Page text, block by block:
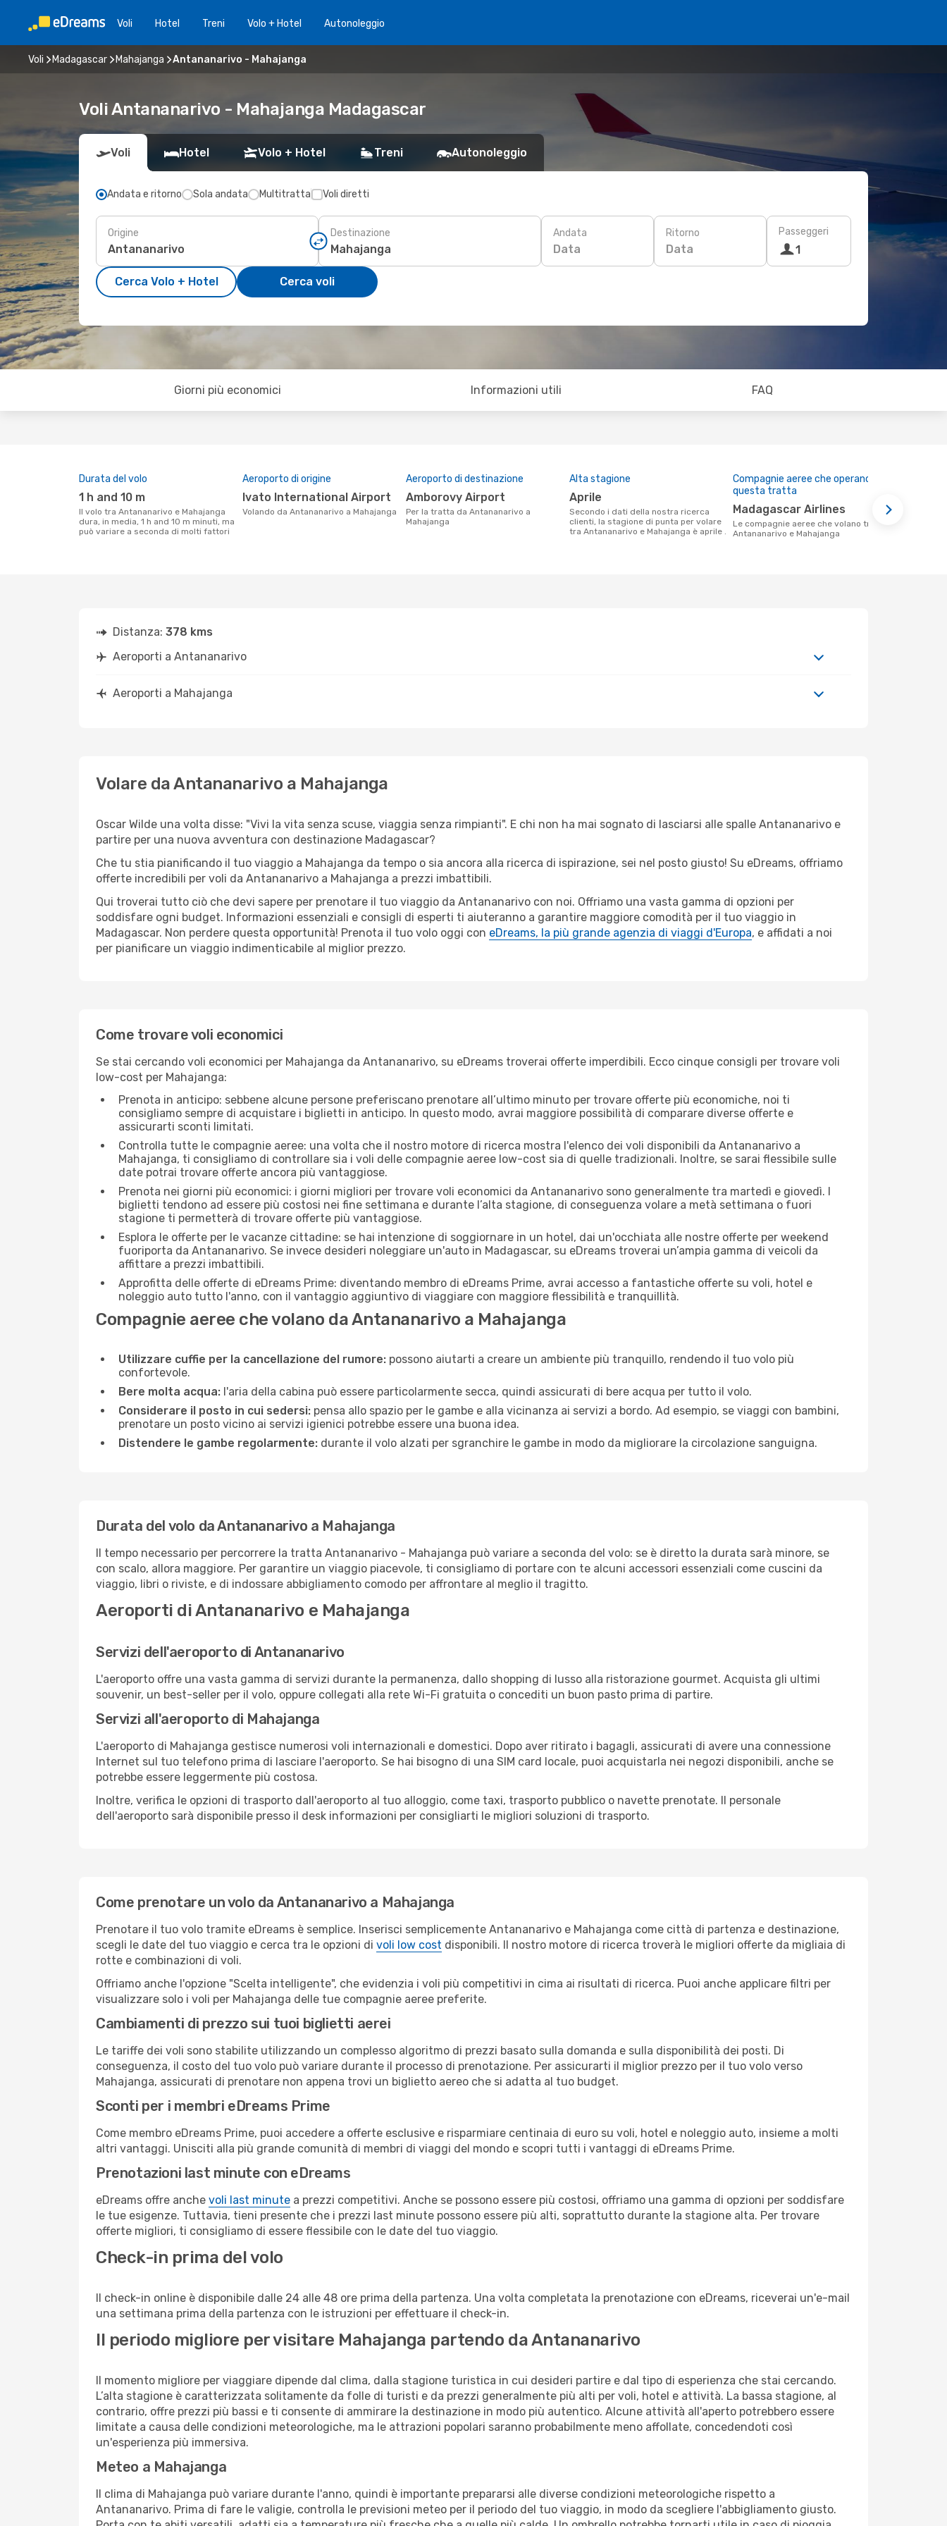
Voli Hotel Treni Volo + Hotel Autonoleggio
Voli Madagascar Mahajanga Antananarivo - Mahajanga
Voli Antananarivo - Mahajanga Madagascar
Voli Hotel Volo + Hotel Treni Autonoleggio
Andata e ritorno Sola andata Multitratta Voli diretti
Origine Destinazione Andata
Data
Ritorno
Data
Passeggeri
1
Cerca Volo + Hotel Cerca voli
Giorni più economici Informazioni utili FAQ
Durata del volo
1 h and 10 m
Il volo tra Antananarivo e Mahajanga
dura, in media, 1 h and 10 m minuti, ma
può variare a seconda di molti fattori
Aeroporto di origine
Ivato International Airport
Volando da Antananarivo a Mahajanga
Aeroporto di destinazione
Amborovy Airport
Per la tratta da Antananarivo a
Mahajanga
Alta stagione
aprile
Secondo i dati della nostra ricerca
clienti, la stagione di punta per volare
tra Antananarivo e Mahajanga è aprile .
Compagnie aeree che operano su
questa tratta
Madagascar Airlines
Le compagnie aeree che volano tra
Antananarivo e Mahajanga
Distanza: 378 kms
Aeroporti a Antananarivo
Aeroporti a Mahajanga
Volare da Antananarivo a Mahajanga
Oscar Wilde una volta disse: "Vivi la vita senza scuse, viaggia senza rimpianti". E chi non ha mai sognato di lasciarsi alle spalle Antananarivo e
partire per una nuova avventura con destinazione Madagascar?
Che tu stia pianificando il tuo viaggio a Mahajanga da tempo o sia ancora alla ricerca di ispirazione, sei nel posto giusto! Su eDreams, offriamo
offerte incredibili per voli da Antananarivo a Mahajanga a prezzi imbattibili.
Qui troverai tutto ciò che devi sapere per prenotare il tuo viaggio da Antananarivo con noi. Offriamo una vasta gamma di opzioni per
soddisfare ogni budget. Informazioni essenziali e consigli di esperti ti aiuteranno a garantire maggiore comodità per il tuo viaggio in
Madagascar. Non perdere questa opportunità! Prenota il tuo volo oggi con eDreams, la più grande agenzia di viaggi d'Europa, e affidati a noi
per pianificare un viaggio indimenticabile al miglior prezzo.
Come trovare voli economici
Se stai cercando voli economici per Mahajanga da Antananarivo, su eDreams troverai offerte imperdibili. Ecco cinque consigli per trovare voli
low-cost per Mahajanga:
Prenota in anticipo: sebbene alcune persone preferiscano prenotare all’ultimo minuto per trovare offerte più economiche, noi ti
consigliamo sempre di acquistare i biglietti in anticipo. In questo modo, avrai maggiore possibilità di comparare diverse offerte e
assicurarti sconti limitati.
Controlla tutte le compagnie aeree: una volta che il nostro motore di ricerca mostra l'elenco dei voli disponibili da Antananarivo a
Mahajanga, ti consigliamo di controllare sia i voli delle compagnie aeree low-cost sia di quelle tradizionali. Inoltre, se sarai flessibile sulle
date potrai trovare offerte ancora più vantaggiose.
Prenota nei giorni più economici: i giorni migliori per trovare voli economici da Antananarivo sono generalmente tra martedì e giovedì. I
biglietti tendono ad essere più costosi nei fine settimana e durante l’alta stagione, di conseguenza volare a metà settimana o fuori
stagione ti permetterà di trovare offerte più vantaggiose.
Esplora le offerte per le vacanze cittadine: se hai intenzione di soggiornare in un hotel, dai un'occhiata alle nostre offerte per weekend
fuoriporta da Antananarivo. Se invece desideri noleggiare un'auto in Madagascar, su eDreams troverai un’ampia gamma di veicoli da
affittare a prezzi imbattibili.
Approfitta delle offerte di eDreams Prime: diventando membro di eDreams Prime, avrai accesso a fantastiche offerte su voli, hotel e
noleggio auto tutto l'anno, con il vantaggio aggiuntivo di viaggiare con maggiore flessibilità e tranquillità.
Compagnie aeree che volano da Antananarivo a Mahajanga
Utilizzare cuffie per la cancellazione del rumore: possono aiutarti a creare un ambiente più tranquillo, rendendo il tuo volo più
confortevole.
Bere molta acqua: l'aria della cabina può essere particolarmente secca, quindi assicurati di bere acqua per tutto il volo.
Considerare il posto in cui sedersi: pensa allo spazio per le gambe e alla vicinanza ai servizi a bordo. Ad esempio, se viaggi con bambini,
prenotare un posto vicino ai servizi igienici potrebbe essere una buona idea.
Distendere le gambe regolarmente: durante il volo alzati per sgranchire le gambe in modo da migliorare la circolazione sanguigna.
Durata del volo da Antananarivo a Mahajanga
Il tempo necessario per percorrere la tratta Antananarivo - Mahajanga può variare a seconda del volo: se è diretto la durata sarà minore, se
con scalo, allora maggiore. Per garantire un viaggio piacevole, ti consigliamo di portare con te alcuni accessori essenziali come cuscini da
viaggio, libri o riviste, e di indossare abbigliamento comodo per affrontare al meglio il tragitto.
Aeroporti di Antananarivo e Mahajanga
Servizi dell'aeroporto di Antananarivo
L'aeroporto offre una vasta gamma di servizi durante la permanenza, dallo shopping di lusso alla ristorazione gourmet. Acquista gli ultimi
souvenir, un best-seller per il volo, oppure collegati alla rete Wi-Fi gratuita o concediti un buon pasto prima di partire.
Servizi all'aeroporto di Mahajanga
L'aeroporto di Mahajanga gestisce numerosi voli internazionali e domestici. Dopo aver ritirato i bagagli, assicurati di avere una connessione
Internet sul tuo telefono prima di lasciare l'aeroporto. Se hai bisogno di una SIM card locale, puoi acquistarla nei negozi disponibili, anche se
potrebbe essere leggermente più costosa.
Inoltre, verifica le opzioni di trasporto dall'aeroporto al tuo alloggio, come taxi, trasporto pubblico o navette prenotate. Il personale
dell'aeroporto sarà disponibile presso il desk informazioni per consigliarti le migliori soluzioni di trasporto.
Come prenotare un volo da Antananarivo a Mahajanga
Prenotare il tuo volo tramite eDreams è semplice. Inserisci semplicemente Antananarivo e Mahajanga come città di partenza e destinazione,
scegli le date del tuo viaggio e cerca tra le opzioni di voli low cost disponibili. Il nostro motore di ricerca troverà le migliori offerte da migliaia di
rotte e combinazioni di voli.
Offriamo anche l'opzione "Scelta intelligente", che evidenzia i voli più competitivi in cima ai risultati di ricerca. Puoi anche applicare filtri per
visualizzare solo i voli per Mahajanga delle tue compagnie aeree preferite.
Cambiamenti di prezzo sui tuoi biglietti aerei
Le tariffe dei voli sono stabilite utilizzando un complesso algoritmo di prezzi basato sulla domanda e sulla disponibilità dei posti. Di
conseguenza, il costo del tuo volo può variare durante il processo di prenotazione. Per assicurarti il miglior prezzo per il tuo volo verso
Mahajanga, assicurati di prenotare non appena trovi un biglietto aereo che si adatta al tuo budget.
Sconti per i membri eDreams Prime
Come membro eDreams Prime, puoi accedere a offerte esclusive e risparmiare centinaia di euro su voli, hotel e noleggio auto, insieme a molti
altri vantaggi. Unisciti alla più grande comunità di membri di viaggi del mondo e scopri tutti i vantaggi di eDreams Prime.
Prenotazioni last minute con eDreams
eDreams offre anche voli last minute a prezzi competitivi. Anche se possono essere più costosi, offriamo una gamma di opzioni per soddisfare
le tue esigenze. Tuttavia, tieni presente che i prezzi last minute possono essere più alti, soprattutto durante la stagione alta. Per trovare
offerte migliori, ti consigliamo di essere flessibile con le date del tuo viaggio.
Check-in prima del volo
Il check-in online è disponibile dalle 24 alle 48 ore prima della partenza. Una volta completata la prenotazione con eDreams, riceverai un'e-mail
una settimana prima della partenza con le istruzioni per effettuare il check-in.
Il periodo migliore per visitare Mahajanga partendo da Antananarivo
Il momento migliore per viaggiare dipende dal clima, dalla stagione turistica in cui desideri partire e dal tipo di esperienza che stai cercando.
L’alta stagione è caratterizzata solitamente da folle di turisti e da prezzi generalmente più alti per voli, hotel e attività. La bassa stagione, al
contrario, offre prezzi più bassi e ti consente di ammirare la destinazione in modo più autentico. Alcune attività all'aperto potrebbero essere
limitate a causa delle condizioni meteorologiche, ma le attrazioni popolari saranno probabilmente meno affollate, concedendoti così
un'esperienza più immersiva.
Meteo a Mahajanga
Il clima di Mahajanga può variare durante l'anno, quindi è importante prepararsi alle diverse condizioni meteorologiche rispetto a
Antananarivo. Prima di fare le valigie, controlla le previsioni meteo per il periodo del tuo viaggio, in modo da scegliere l'abbigliamento giusto.